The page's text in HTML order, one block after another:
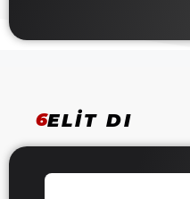
6ELIT DI